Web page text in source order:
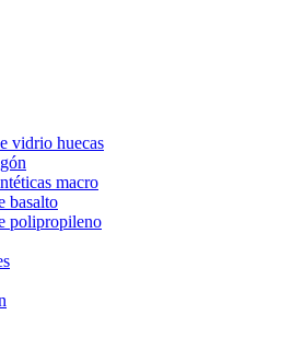
vidrio huecas
macro
basalto
polipropileno